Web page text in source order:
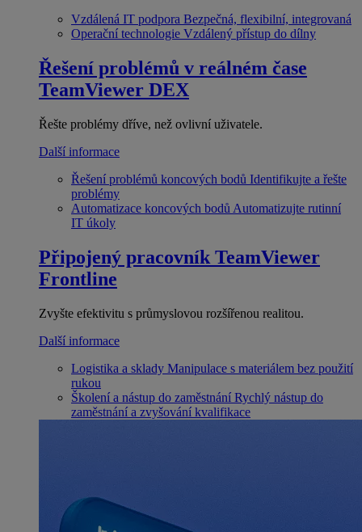
Vzdálená IT podpora Bezpečná, flexibilní, integrovaná
Operační technologie Vzdálený přístup do dílny
Řešení problémů v reálném čase
TeamViewer DEX
Řešte problémy dříve, než ovlivní uživatele.
Další informace
Řešení problémů koncových bodů Identifikujte a řešte
problémy
Automatizace koncových bodů Automatizujte rutinní
IT úkoly
Připojený pracovník TeamViewer
Frontline
Zvyšte efektivitu s průmyslovou rozšířenou realitou.
Další informace
Logistika a sklady Manipulace s materiálem bez použití
rukou
Školení a nástup do zaměstnání Rychlý nástup do
zaměstnání a zvyšování kvalifikace